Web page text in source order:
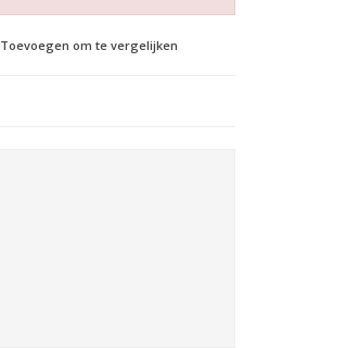
Toevoegen om te vergelijken